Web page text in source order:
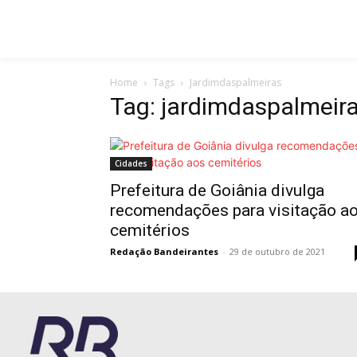
Home Tags Jardimdaspalmeiras
Tag:
Cidades
Prefeitura de Goiânia divulga
recomendações para visitação
cemitérios
Redação Bandeirantes - 29 de outubro de 2021